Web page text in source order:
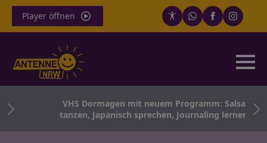
Player öffnen
VHS Dormagen mit neuem Programm: Salsa
tanzen, Japanisch sprechen, Journaling lernen